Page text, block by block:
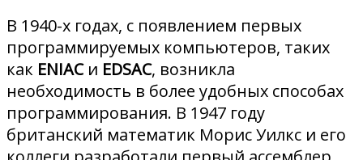
В 1940-х годах, с появлением первых
программируемых компьютеров, таких
как ENIACи EDSAC, возникла
необходимость в более удобных способах
программирования. В 1947 году
британский математик Морис Уилкс и его